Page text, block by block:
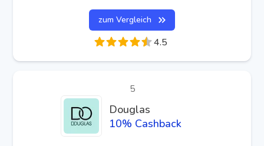
zum Vergleich
4.5
5
Douglas
10% Cashback